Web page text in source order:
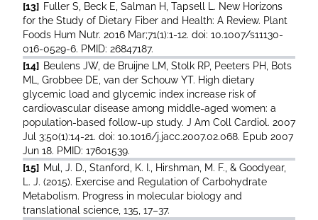
[13] Fuller S, Beck E, Salman H, Tapsell L. New Horizons
for the Study of Dietary Fiber and Health: A Review. Plant
Foods Hum Nutr. 2016 Mar;71(1):1-12. doi: 10.1007/s11130-
016-0529-6. PMID: 26847187.
[14] Beulens JW, de Bruijne LM, Stolk RP, Peeters PH, Bots
ML, Grobbee DE, van der Schouw YT. High dietary
glycemic load and glycemic index increase risk of
cardiovascular disease among middle-aged women: a
population-based follow-up study. J Am Coll Cardiol. 2007
Jul 3;50(1):14-21. doi: 10.1016/j.jacc.2007.02.068. Epub 2007
Jun 18. PMID: 17601539.
[15] Mul, J. D., Stanford, K. I., Hirshman, M. F., & Goodyear,
L. J. (2015). Exercise and Regulation of Carbohydrate
Metabolism. Progress in molecular biology and
translational science, 135, 17–37.